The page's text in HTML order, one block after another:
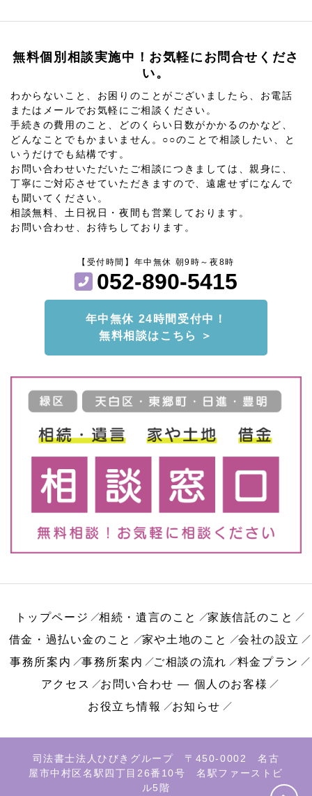
無料個別相談実施中！お気軽にお問合せくださ
い。
わからないこと、お困りのことがございましたら、お電話
またはメールでお気軽にご相談ください。
手続きの費用のこと、どのくらい日数がかかるのかなど、
どんなことでもかまいません。○○のことで相談したい、と
いうだけでも結構です。
お問い合わせいただいたご相談につきましては、親身に、
丁寧にご対応させていただきますので、遠慮せずになんで
も聞いてください。
相談無料、土日祝日・夜間も営業しております。
お問い合わせ、お待ちしております。
【受付時間】年中無休 朝9時～夜8時
052-890-5415
年中無休 24時間受付中！
無料相談はこちら ＞
トップページ 相続・遺言のこと
家族信託のこと
借金・過払い金のこと
家や土地のこと
会社の設立
事務所案内
事務所案内 ご相談の流れ
料金プラン
アクセス
お問い合わせ ― 個人のお客様
お役立ち情報
お知らせ
司法書士法人ひびきグループ 〒450-0002 名古
屋市中村区名駅四丁目26番10号 名駅ファーストビ
ル5階